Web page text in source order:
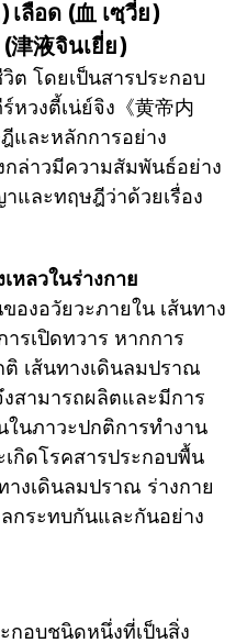
เลือด (血 เซฺวี่ย)
津液จินเยี่ย)
ต โดยเป็นสารประกอบ
วงตี้เน่ย์จิง《黄帝内
และหลักการอย่าง
ล่าวมีความสัมพันธ์อย่าง
และทฤษฎีว่าด้วยเรื่อง
หลวในร่างกาย
งอวัยวะภายใน เส้นทาง
รเปิดทวาร หากการ
เส้นทางเดินลมปราณ
งสามารถผลิตและมีการ
ในภาวะปกติการทำงาน
กิดโรคสารประกอบพื้น
างเดินลมปราณ ร่างกาย
กระทบกันและกันอย่าง
กอบชนิดหนึ่งที่เป็นสิ่ง